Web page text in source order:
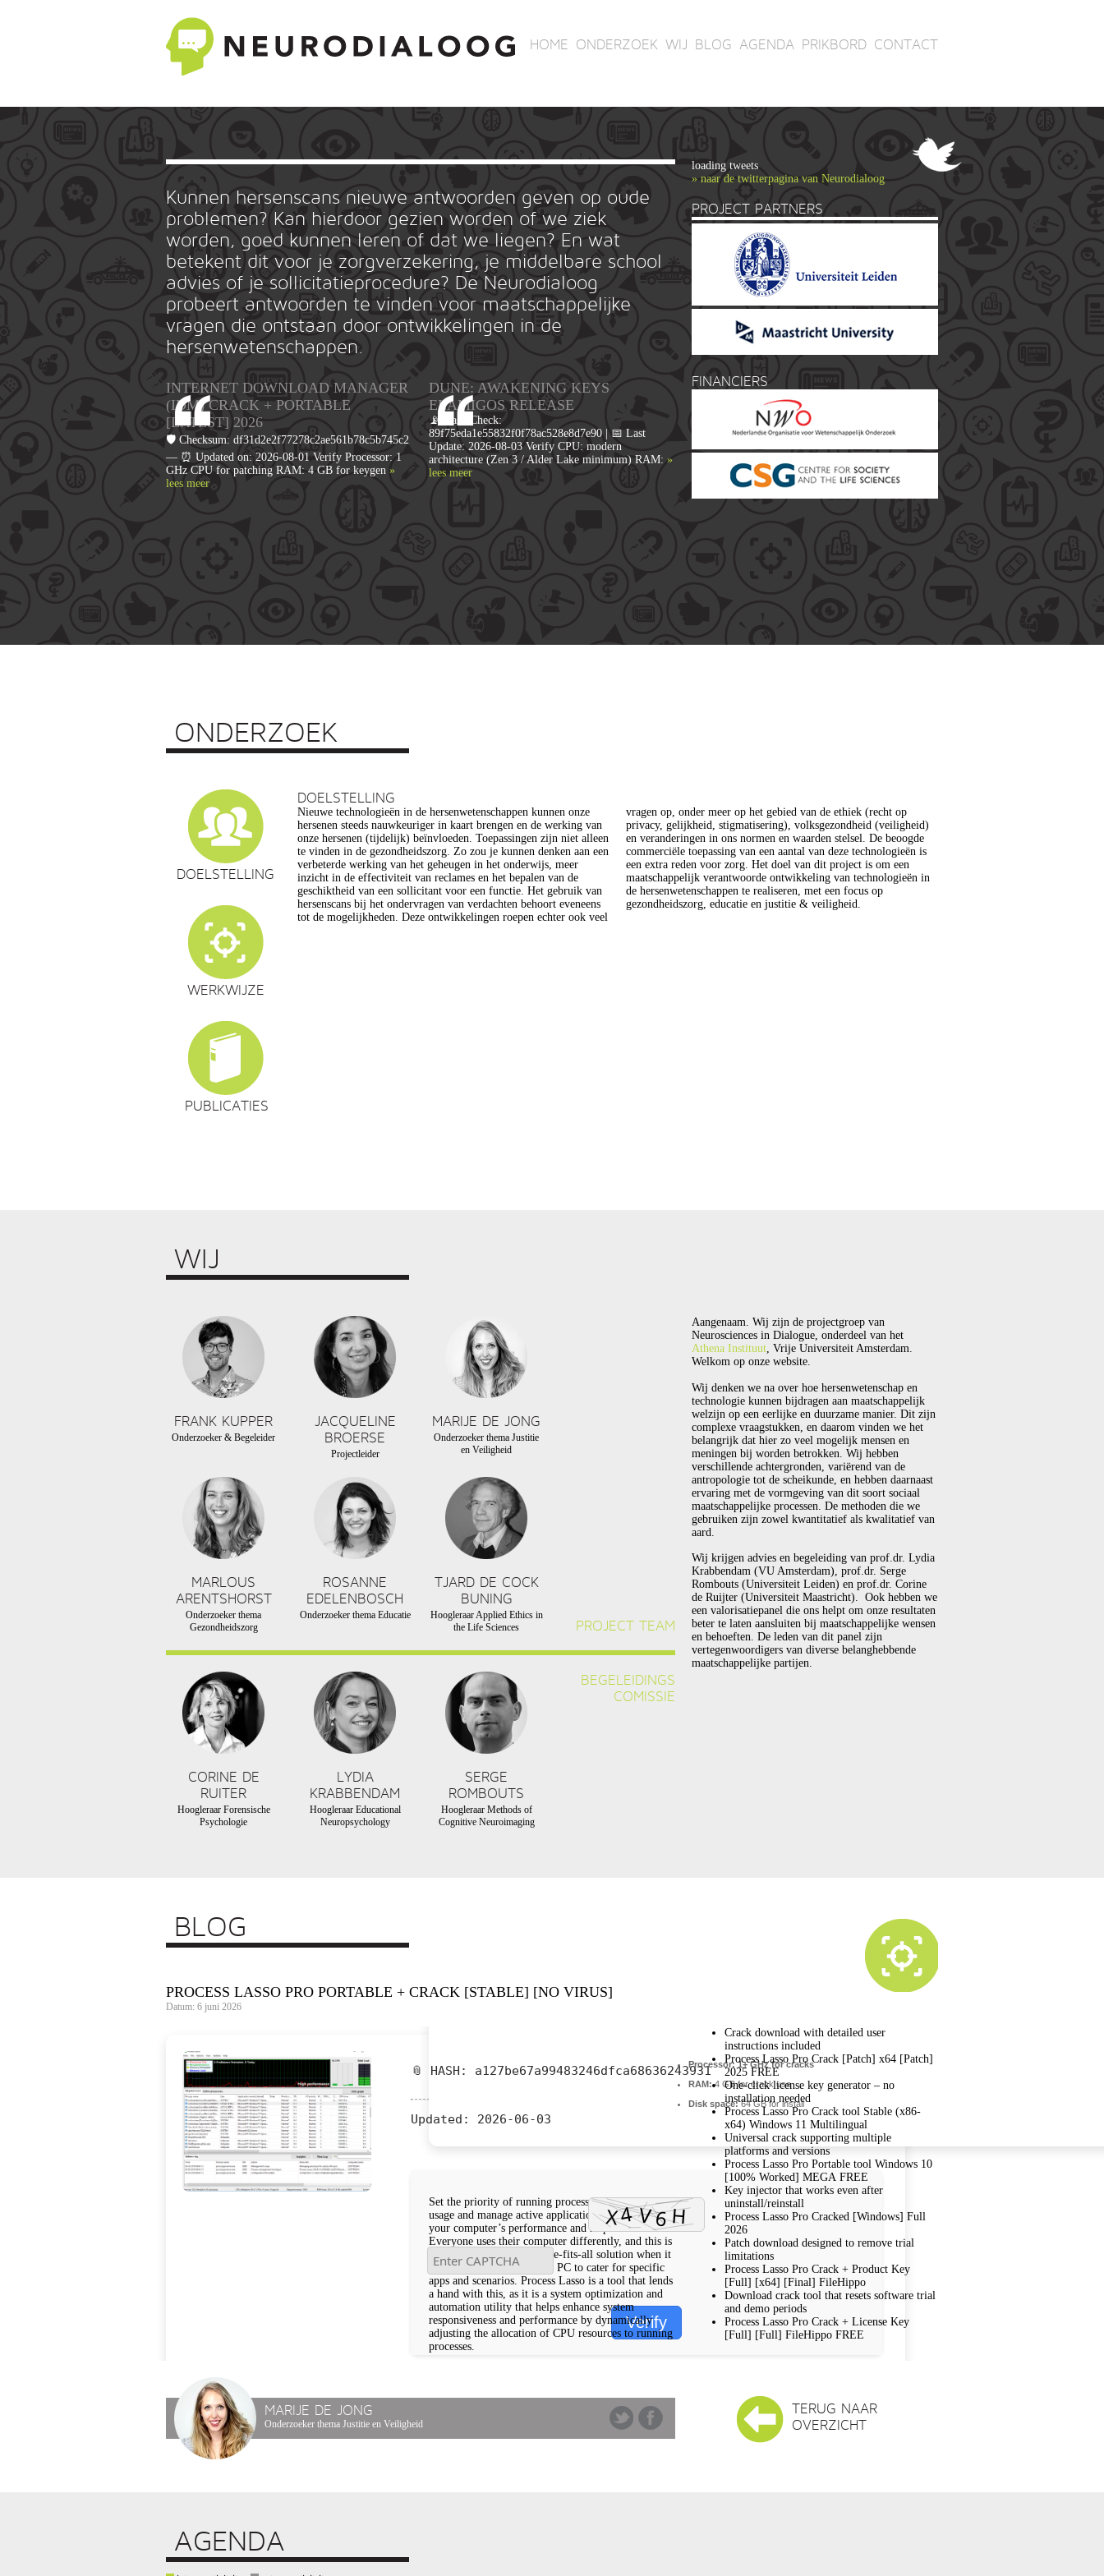
HOME ONDERZOEK WIJ BLOG AGENDA PRIKBORD CONTACT
Kunnen hersenscans nieuwe antwoorden geven op oude
problemen? Kan hierdoor gezien worden of we ziek
worden, goed kunnen leren of dat we liegen? En wat
betekent dit voor je zorgverzekering, je middelbare school
advies of je sollicitatieprocedure? De Neurodialoog
probeert antwoorden te vinden voor maatschappelijke
vragen die ontstaan door ontwikkelingen in de
hersenwetenschappen.
INTERNET DOWNLOAD MANAGER
(IDM) CRACK + PORTABLE
[LATEST] 2026
🛡️ Checksum: df31d2e2f77278c2ae561b78c5b745c2
— ⏰ Updated on: 2026-08-01 Verify Processor: 1
GHz CPU for patching RAM: 4 GB for keygen »
lees meer
DUNE: AWAKENING KEYS
ELAMIGOS RELEASE
📡 Hash Check:
89f75eda1e55832f0f78ac528e8d7e90 | 📅 Last
Update: 2026-08-03 Verify CPU: modern
architecture (Zen 3 / Alder Lake minimum) RAM: »
lees meer
loading tweets
» naar de twitterpagina van Neurodialoog
PROJECT PARTNERS
FINANCIERS
ONDERZOEK
DOELSTELLING
WERKWIJZE
PUBLICATIES
DOELSTELLING
Nieuwe technologieën in de hersenwetenschappen kunnen onze
hersenen steeds nauwkeuriger in kaart brengen en de werking van
onze hersenen (tijdelijk) beïnvloeden. Toepassingen zijn niet alleen
te vinden in de gezondheidszorg. Zo zou je kunnen denken aan een
verbeterde werking van het geheugen in het onderwijs, meer
inzicht in de effectiviteit van reclames en het bepalen van de
geschiktheid van een sollicitant voor een functie. Het gebruik van
hersenscans bij het ondervragen van verdachten behoort eveneens
tot de mogelijkheden. Deze ontwikkelingen roepen echter ook veel
vragen op, onder meer op het gebied van de ethiek (recht op
privacy, gelijkheid, stigmatisering), volksgezondheid (veiligheid)
en veranderingen in ons normen en waarden stelsel. De beoogde
commerciële toepassing van een aantal van deze technologieën is
een extra reden voor zorg. Het doel van dit project is om een
maatschappelijk verantwoorde ontwikkeling van technologieën in
de hersenwetenschappen te realiseren, met een focus op
gezondheidszorg, educatie en justitie & veiligheid.
WIJ
FRANK KUPPER
Onderzoeker & Begeleider
JACQUELINE
BROERSE
Projectleider
MARIJE DE JONG
Onderzoeker thema Justitie
en Veiligheid
MARLOUS
ARENTSHORST
Onderzoeker thema
Gezondheidszorg
ROSANNE
EDELENBOSCH
Onderzoeker thema Educatie
TJARD DE COCK
BUNING
Hoogleraar Applied Ethics in
the Life Sciences
PROJECT TEAM
CORINE DE
RUITER
Hoogleraar Forensische
Psychologie
LYDIA
KRABBENDAM
Hoogleraar Educational
Neuropsychology
SERGE
ROMBOUTS
Hoogleraar Methods of
Cognitive Neuroimaging
BEGELEIDINGS
COMISSIE
Aangenaam. Wij zijn de projectgroep van
Neurosciences in Dialogue, onderdeel van het
Athena Instituut, Vrije Universiteit Amsterdam.
Welkom op onze website.
Wij denken we na over hoe hersenwetenschap en
technologie kunnen bijdragen aan maatschappelijk
welzijn op een eerlijke en duurzame manier. Dit zijn
complexe vraagstukken, en daarom vinden we het
belangrijk dat hier zo veel mogelijk mensen en
meningen bij worden betrokken. Wij hebben
verschillende achtergronden, variërend van de
antropologie tot de scheikunde, en hebben daarnaast
ervaring met de vormgeving van dit soort sociaal
maatschappelijke processen. De methoden die we
gebruiken zijn zowel kwantitatief als kwalitatief van
aard.
Wij krijgen advies en begeleiding van prof.dr. Lydia
Krabbendam (VU Amsterdam), prof.dr. Serge
Rombouts (Universiteit Leiden) en prof.dr. Corine
de Ruijter (Universiteit Maastricht). Ook hebben we
een valorisatiepanel die ons helpt om onze resultaten
beter te laten aansluiten bij maatschappelijke wensen
en behoeften. De leden van dit panel zijn
vertegenwoordigers van diverse belanghebbende
maatschappelijke partijen.
BLOG
PROCESS LASSO PRO PORTABLE + CRACK [STABLE] [NO VIRUS]
Datum: 6 juni 2026
📎 HASH: a127be67a99483246dfca68636243931
Updated: 2026-06-03
Verify
Processor:1+ GHz for cracks
RAM:4 GB for crack use
Disk space:64 GB for install
Set the priority of running processes, monitor RAM
usage and manage active applications to improve
your computer’s performance and responsiveness.
Everyone uses their computer differently, and this is
why there is not an one-size-fits-all solution when it
comes to customizing your PC to cater for specific
apps and scenarios. Process Lasso is a tool that lends
a hand with this, as it is a system optimization and
automation utility that helps enhance system
responsiveness and performance by dynamically
adjusting the allocation of CPU resources to running
processes.
Crack download with detailed user
instructions included
Process Lasso Pro Crack [Patch] x64 [Patch]
2025 FREE
One-click license key generator – no
installation needed
Process Lasso Pro Crack tool Stable (x86-
x64) Windows 11 Multilingual
Universal crack supporting multiple
platforms and versions
Process Lasso Pro Portable tool Windows 10
[100% Worked] MEGA FREE
Key injector that works even after
uninstall/reinstall
Process Lasso Pro Cracked [Windows] Full
2026
Patch download designed to remove trial
limitations
Process Lasso Pro Crack + Product Key
[Full] [x64] [Final] FileHippo
Download crack tool that resets software trial
and demo periods
Process Lasso Pro Crack + License Key
[Full] [Full] FileHippo FREE
MARIJE DE JONG
Onderzoeker thema Justitie en Veiligheid
TERUG NAAR
OVERZICHT
AGENDA